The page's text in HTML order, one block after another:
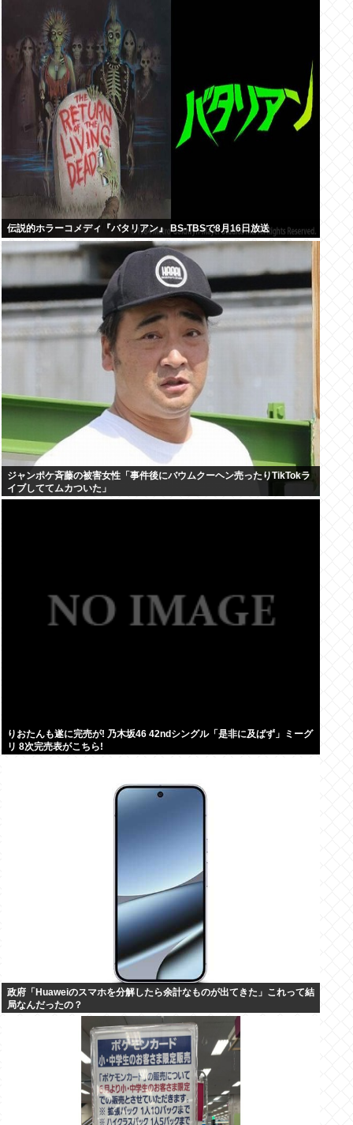
伝説的ホラーコメディ『バタリアン』 BS-TBSで8月16日放送
ジャンポケ斉藤の被害女性「事件後にバウムクーヘン売ったりTikTokラ
イブしててムカついた」
りおたんも遂に完売が! 乃木坂46 42ndシングル「是非に及ばず」ミーグ
リ 8次完売表がこちら!
政府「Huaweiのスマホを分解したら余計なものが出てきた」これって結
局なんだったの？